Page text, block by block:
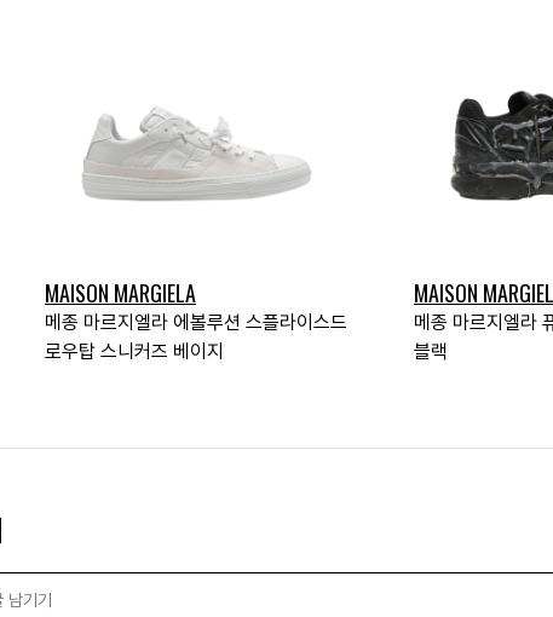
MAISON MARGIELA
메종 마르지엘라 에볼루션 스플라이스드
로우탑 스니커즈 베이지
MAISON
메종 마르지엘라
블랙